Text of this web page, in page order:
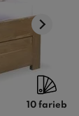
10 farieb